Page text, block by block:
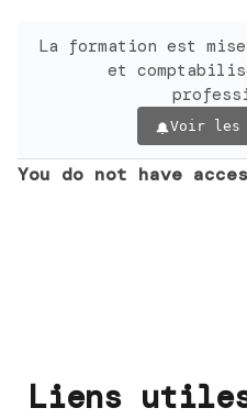
La formation est
et
Voir les
You do not have
Liens